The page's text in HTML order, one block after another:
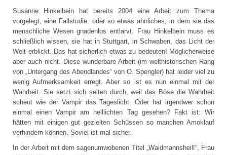
Susanne Hinkelbein hat bereits 2004 eine Arbeit zum Thema
vorgelegt, eine Fallstudie, oder so etwas ähnliches, in dem sie das
menschliche Wesen gnadenlos entlarvt. Frau Hinkelbein muss es
schließlich wissen, sie hat in Stuttgart, in Schwaben, das Licht der
Welt erblickt. Das hat sicherlich etwas zu bedeuten! Möglicherweise
aber auch nicht. Diese wunderbare Arbeit (im welthistorischen Rang
von „Untergang des Abendlandes“ von O. Spengler) hat leider viel zu
wenig Aufmerksamkeit erregt. Aber so ist es nun einmal mit der
Wahrheit. Sie setzt sich selten durch, weil das Böse die Wahrheit
scheut wie der Vampir das Tageslicht. Oder hat irgendwer schon
einmal einen Vampir am helllichten Tag gesehen? Fakt ist: Wir
hätten mit einigen gut gezielten Schüssen so manchen Amoklauf
verhindern können. Soviel ist mal sicher.
In der Arbeit mit dem sagenumwobenen Titel „Waidmannsheil!“, Frau